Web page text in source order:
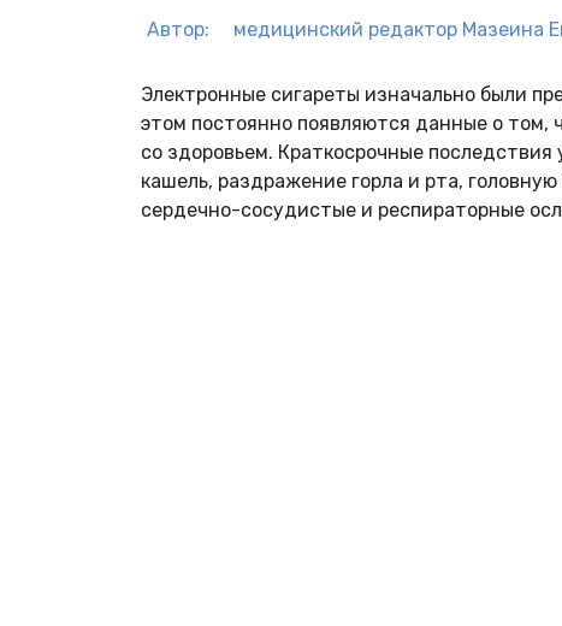
Автор: медицинский редактор Мазеина
Электронные сигареты изначально были
этом постоянно появляются данные о том,
со здоровьем. Краткосрочные
кашель, раздражение горла и рта,
сердечно-сосудистые и респираторные